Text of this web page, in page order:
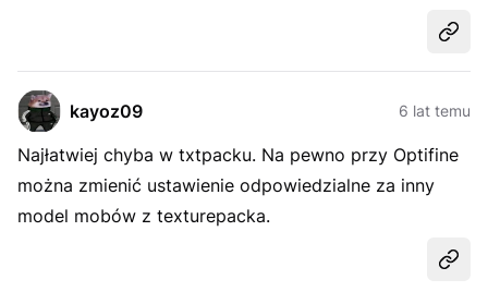
kayoz09 6 lat temu
Najłatwiej chyba w txtpacku. Na pewno przy Optifine
można zmienić ustawienie odpowiedzialne za inny
model mobów z texturepacka.